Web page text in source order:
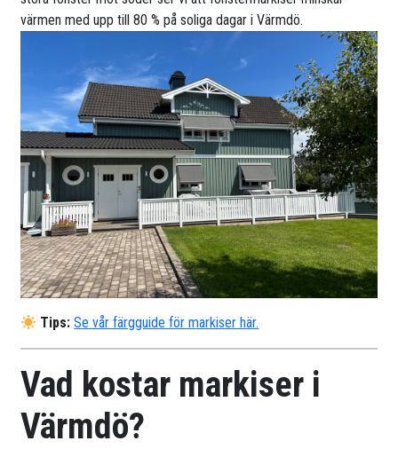
värmen med upp till 80 % på soliga dagar i Värmdö.
Tips: Se vår färgguide för markiser här.
Vad kostar markiser i
Värmdö?